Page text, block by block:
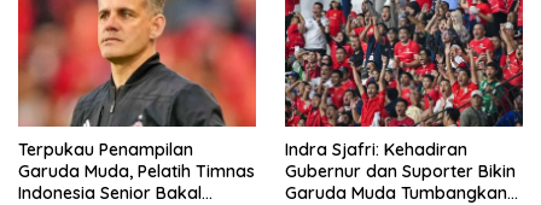
Terpukau Penampilan
Garuda Muda, Pelatih Timnas
Indonesia Senior Bakal
Indra Sjafri: Kehadiran
Gubernur dan Suporter Bikin
Garuda Muda Tumbangkan